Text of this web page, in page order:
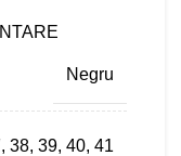
Negru
, 38, 39, 40, 41